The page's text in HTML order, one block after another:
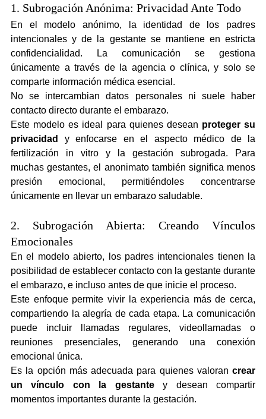
1. Subrogación Anónima: Privacidad Ante Todo
En el modelo anónimo, la identidad de los padres
intencionales y de la gestante se mantiene en estricta
confidencialidad. La comunicación se gestiona
únicamente a través de la agencia o clínica, y solo se
comparte información médica esencial.
No se intercambian datos personales ni suele haber
contacto directo durante el embarazo.
Este modelo es ideal para quienes desean proteger su
privacidad
y enfocarse en el aspecto médico de la
fertilización in vitro y la gestación subrogada. Para
muchas gestantes, el anonimato también significa menos
presión emocional, permitiéndoles concentrarse
únicamente en llevar un embarazo saludable.
2. Subrogación Abierta: Creando Vínculos
Emocionales
En el modelo abierto, los padres intencionales tienen la
posibilidad de establecer contacto con la gestante durante
el embarazo, e incluso antes de que inicie el proceso.
Este enfoque permite vivir la experiencia más de cerca,
compartiendo la alegría de cada etapa. La comunicación
puede incluir llamadas regulares, videollamadas o
reuniones presenciales, generando una conexión
emocional única.
Es la opción más adecuada para quienes valoran crear
un vínculo con la gestante y desean compartir
momentos importantes durante la gestación.